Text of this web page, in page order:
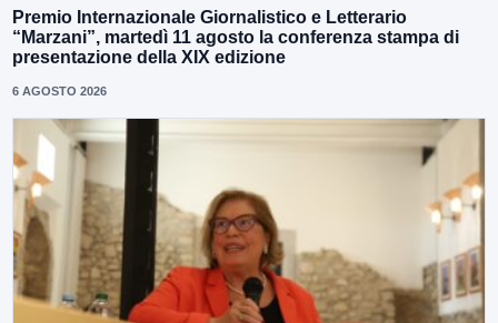
Premio Internazionale Giornalistico e Letterario
“Marzani”, martedì 11 agosto la conferenza stampa di
presentazione della XIX edizione
6 AGOSTO 2026